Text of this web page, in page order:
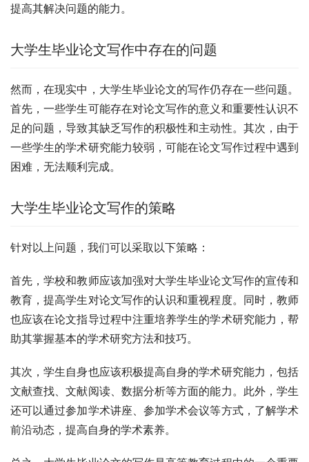
提高其解决问题的能力。
大学生毕业论文写作中存在的问题
然而，在现实中，大学生毕业论文的写作仍存在一些问题。
首先，一些学生可能存在对论文写作的意义和重要性认识不
足的问题，导致其缺乏写作的积极性和主动性。其次，由于
一些学生的学术研究能力较弱，可能在论文写作过程中遇到
困难，无法顺利完成。
大学生毕业论文写作的策略
针对以上问题，我们可以采取以下策略：
首先，学校和教师应该加强对大学生毕业论文写作的宣传和
教育，提高学生对论文写作的认识和重视程度。同时，教师
也应该在论文指导过程中注重培养学生的学术研究能力，帮
助其掌握基本的学术研究方法和技巧。
其次，学生自身也应该积极提高自身的学术研究能力，包括
文献查找、文献阅读、数据分析等方面的能力。此外，学生
还可以通过参加学术讲座、参加学术会议等方式，了解学术
前沿动态，提高自身的学术素养。